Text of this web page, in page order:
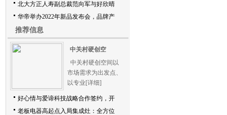
北大方正人寿副总裁范向军与好欣晴
华帝举办2022年新品发布会，品牌产
推荐信息
中关村硬创空
中关村硬创空间以
市场需求为出发点、
以专业 [详细]
好心情与爱谛科技战略合作签约，开
老板电器高起点入局集成灶：全方位